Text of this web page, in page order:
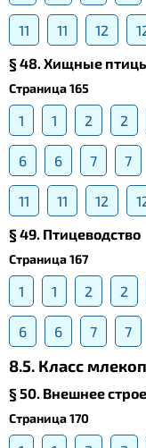
11 11 12
§ 48. Хищные
Страница 165
1 1 2 2
6 6 7 7
11 11 12
§ 49. Птицеводство
Страница 167
1 1 2 2
6 6 7 7
8.5. Класс
§ 50. Внешнее
Страница 170